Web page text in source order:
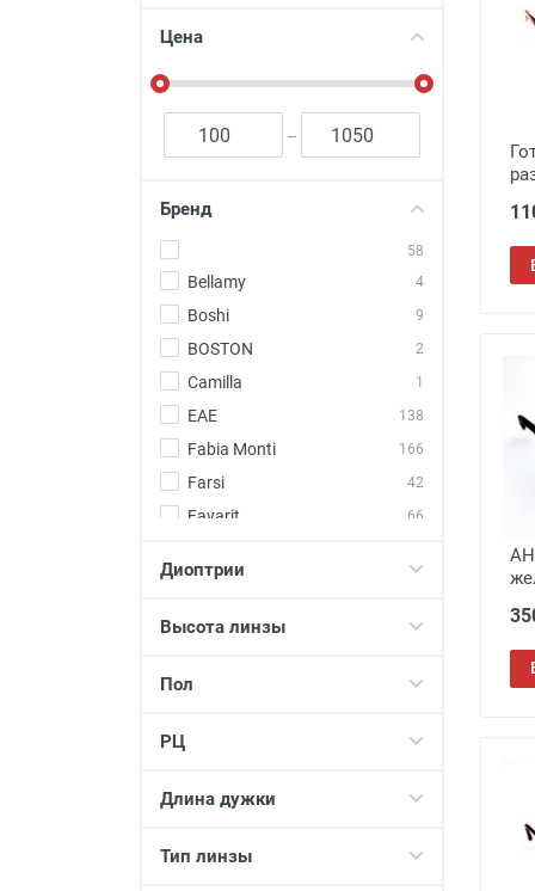
Красота и здоровье (353)
Атрибуты для оптики (59)
Аксессуары (239)
Распродажа (950)
Цена
–
Бренд
58
Bellamy 4
Boshi 9
BOSTON 2
Camilla 1
EAE 138
Fabia Monti 166
Farsi 42
Favarit 66
LETITGO 11
94
Most 28
Диоптрии
Высота линзы
Пол
РЦ
Длина дужки
Тип линзы